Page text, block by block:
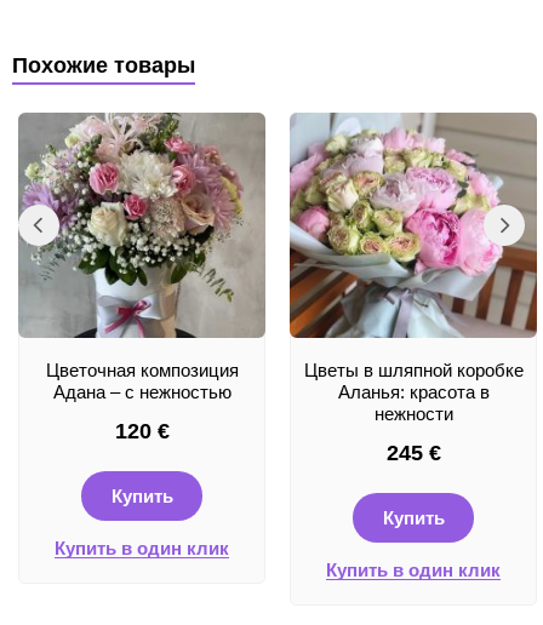
Похожие товары
Цветочная композиция
Адана – с нежностью
120 €
Купить
Купить в один клик
Цветы в шляпной коробке
Аланья: красота в
нежности
245 €
Купить
Купить в один клик